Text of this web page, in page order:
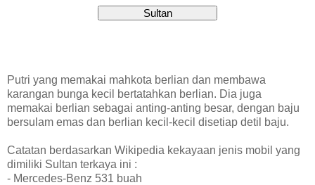
Putri yang memakai mahkota berlian dan membawa
karangan bunga kecil bertatahkan berlian. Dia juga
memakai berlian sebagai anting-anting besar, dengan baju
bersulam emas dan berlian kecil-kecil disetiap detil baju.
Catatan berdasarkan Wikipedia kekayaan jenis mobil yang
dimiliki Sultan terkaya ini :
- Mercedes-Benz 531 buah